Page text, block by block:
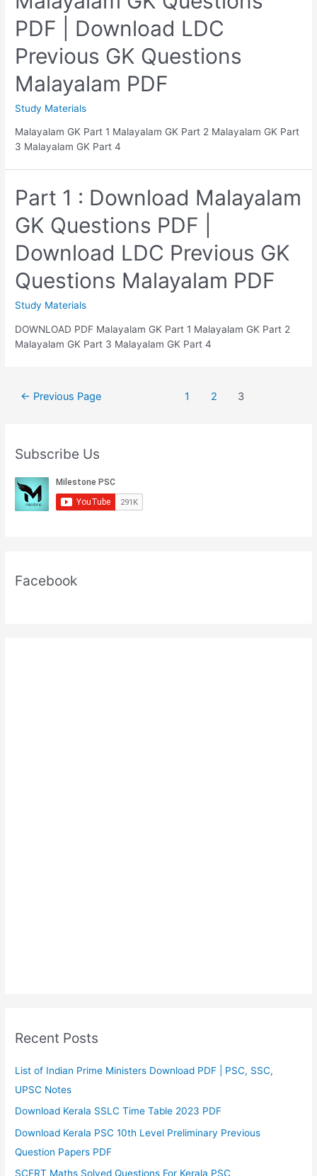
PDF | Download LDC
Previous GK Questions
Malayalam PDF
Study Materials
Malayalam GK Part 1 Malayalam GK Part 2 Malayalam GK Part
3 Malayalam GK Part 4
Part 1 : Download Malayalam
GK Questions PDF |
Download LDC Previous GK
Questions Malayalam PDF
Study Materials
DOWNLOAD PDF Malayalam GK Part 1 Malayalam GK Part 2
Malayalam GK Part 3 Malayalam GK Part 4
Posts← Previous Page 1 2 3
Subscribe Us
Facebook
Recent Posts
List of Indian Prime Ministers Download PDF | PSC, SSC,
UPSC Notes
Download Kerala SSLC Time Table 2023 PDF
Download Kerala PSC 10th Level Preliminary Previous
Question Papers PDF
SCERT Maths Solved Questions For Kerala PSC